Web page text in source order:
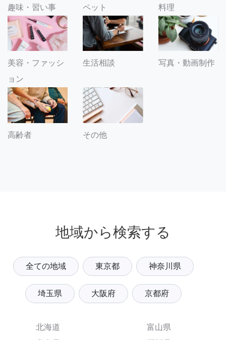
趣味・習い事 ペット 料理
美容・ファッシ
ョン
生活相談 写真・動画制作
高齢者 その他
地域から検索する
全ての地域 東京都 神奈川県
埼玉県 大阪府 京都府
北海道
富山県